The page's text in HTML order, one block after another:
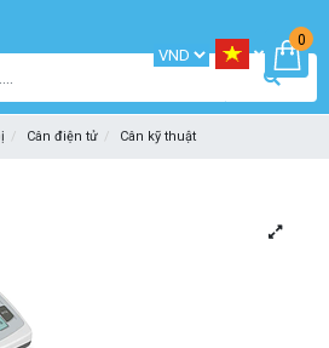
0
Cân điện tử Cân kỹ thuật